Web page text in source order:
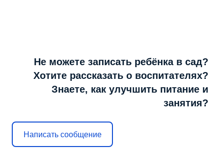
Не можете записать ребёнка в сад?
Хотите рассказать о воспитателях?
Знаете, как улучшить питание и
занятия?
Написать сообщение